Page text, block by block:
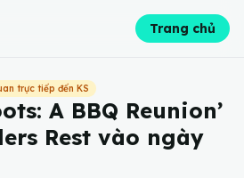
Trang chủ
trực tiếp đến KS
A BBQ Reunion’
Rest vào ngày